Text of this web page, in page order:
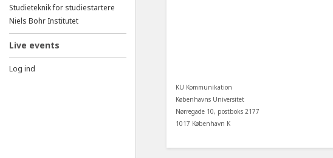
Studieteknik for studiestartere
Niels Bohr Institutet
Live events
Log ind
KU Kommunikation
Københavns Universitet
Nørregade 10, postboks 2177
1017 København K